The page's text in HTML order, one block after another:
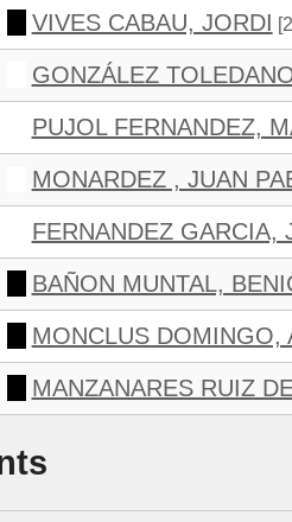
VIVES CABAU, JORDI
GONZÁLEZ
PUJOL FERNANDEZ,
MONARDEZ , JUAN
FERNANDEZ GARCIA,
BAÑON MUNTAL,
MONCLUS DOMINGO,
MANZANARES RUIZ